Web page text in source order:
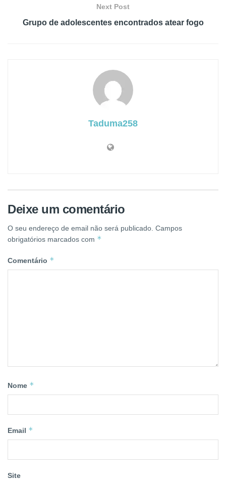
Next Post
Grupo de adolescentes encontrados atear fogo
Taduma258
Deixe um comentário
O seu endereço de email não será publicado. Campos
obrigatórios marcados com *
Comentário *
Nome *
Email *
Site